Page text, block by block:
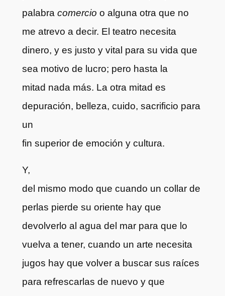
palabra comercio o alguna otra que no
me atrevo a decir. El teatro necesita
dinero, y es justo y vital para su vida que
sea motivo de lucro; pero hasta la
mitad nada más. La otra mitad es
depuración, belleza, cuido, sacrificio para
un
fin superior de emoción y cultura.
Y,
del mismo modo que cuando un collar de
perlas pierde su oriente hay que
devolverlo al agua del mar para que lo
vuelva a tener, cuando un arte necesita
jugos hay que volver a buscar sus raíces
para refrescarlas de nuevo y que